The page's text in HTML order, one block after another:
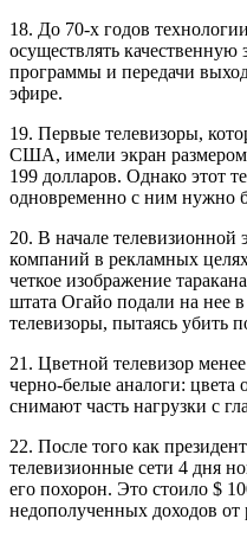
18. До 70-х годов
осуществлять
программы и передачи
эфире.
19. Первые телевизоры,
США, имели экран размером
199 долларов. Однако этот
одновременно с ним нужно
20. В начале телевизионной
компаний в рекламных
четкое изображение
штата Огайо подали на нее в
телевизоры, пытаясь убить
21. Цветной телевизор
черно-белые аналоги: цвета
снимают часть нагрузки с
22. После того как
телевизионные сети 4 дня
его похорон. Это стоило $
недополученных доходов от